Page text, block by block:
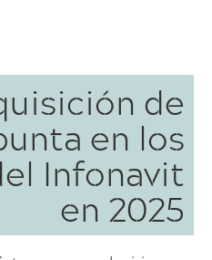
de
en los
Infonavit
en 2025